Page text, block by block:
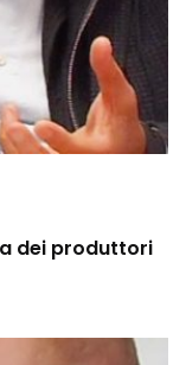
dei produttori